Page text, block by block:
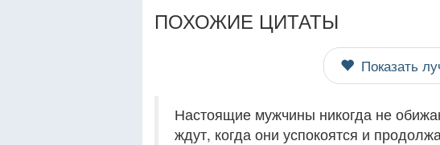
ПОХОЖИЕ ЦИТАТЫ
Показать
Настоящие мужчины никогда не
ждут, когда они успокоятся и